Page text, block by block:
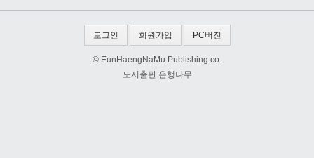
로그인 회원가입 PC버전
© EunHaengNaMu Publishing co.
도서출판 은행나무